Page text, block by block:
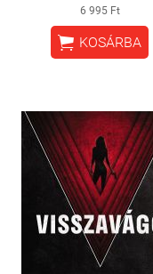
6 995 Ft
 KOSÁRBA